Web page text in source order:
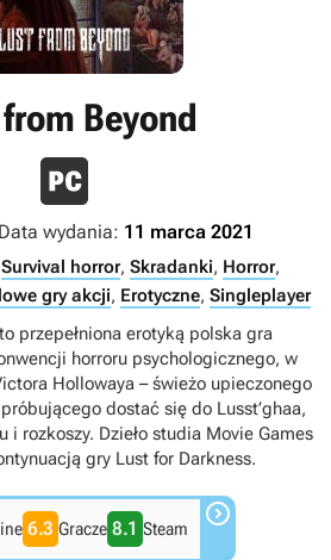
Beyond
Data wydania: 11 marca 2021
Survival horror, Skradanki, Horror,
gry akcji, Erotyczne, Singleplayer
przepełniona erotyką polska gra
horroru psychologicznego, w
Hollowaya – świeżo upieczonego
dostać się do Lusst’ghaa,
rozkoszy. Dzieło studia Movie Games
gry Lust for Darkness.
6.3 Gracze 8.1 Steam 